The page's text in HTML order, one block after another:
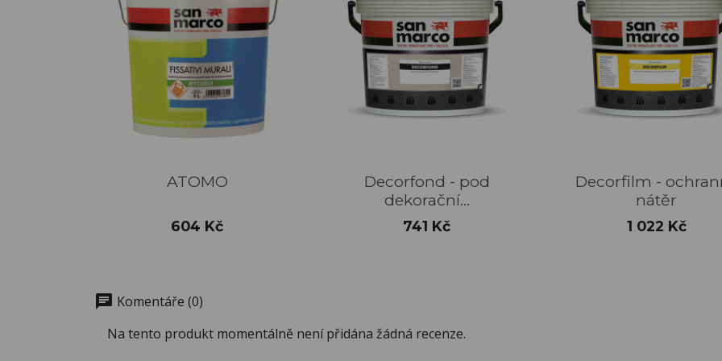
Rychlý náhled
ATOMO
Cena
604 Kč
Rychlý náhled
Decorfond - pod
dekorační...
Cena
741 Kč
Rychlý náhled
Decorfilm -
nátěr
Cena
1 022 Kč
chat Komentáře (0)
Na tento produkt momentálně není přidána žádná recenze.